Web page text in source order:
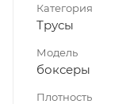
Категория
Трусы
Модель
боксеры
Плотность